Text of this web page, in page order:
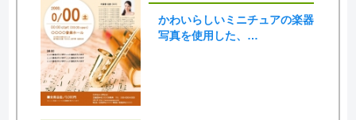
かわいらしいミニチュアの楽器
写真を使用した、…